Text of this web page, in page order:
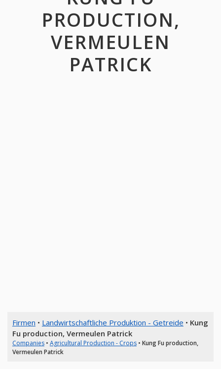
PRODUCTION,
VERMEULEN
PATRICK
Firmen • Landwirtschaftliche Produktion - Getreide • Kung
Fu production, Vermeulen Patrick
Companies• Agricultural Production - Crops• Kung Fu production,
Vermeulen Patrick